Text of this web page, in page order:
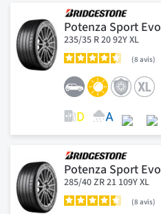
Potenza Sport Evo
235/35 R 20 92Y XL
8 avis
Potenza Sport Evo
285/40 ZR 21 109Y XL
8 avis